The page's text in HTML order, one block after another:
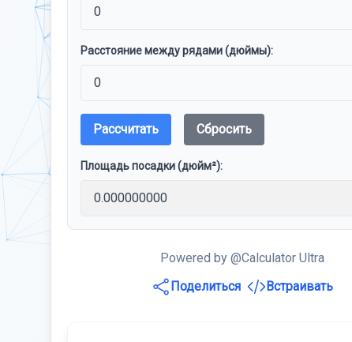
Расстояние между рядами (дюймы):
Рассчитать Сбросить
Площадь посадки (дюйм²):
Powered by @Calculator Ultra
Поделиться
Встраивать